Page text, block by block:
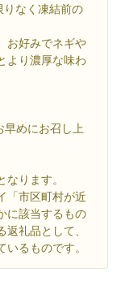
りなく凍結前の
お好みでネギや
より濃厚な味わ
めにお召し上
ります。
「市区町村が近
に該当するもの
礼品として、
るものです。